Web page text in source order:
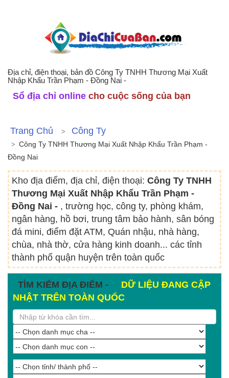
Địa chỉ, điện thoại, bản đồ Công Ty TNHH Thương Mại Xuất
Nhập Khẩu Trần Phạm - Đồng Nai -
Sổ địa chỉ online cho cuộc sống của bạn
Trang Chủ Công Ty
Công Ty TNHH Thương Mại Xuất Nhập Khẩu Trần Phạm -
Đồng Nai
Kho địa điểm, địa chỉ, điện thoại: Công Ty TNHH
Thương Mại Xuất Nhập Khẩu Trần Phạm -
Đồng Nai - , trường học, công ty, phòng khám,
ngân hàng, hồ bơi, trung tâm bảo hành, sân bóng
đá mini, điểm đặt ATM, Quán nhậu, nhà hàng,
chùa, nhà thờ, cửa hàng kinh doanh... các tỉnh
thành phố quận huyện trên toàn quốc
TÌM KIẾM ĐỊA ĐIỂM -
DỮ LIỆU ĐANG CẬP
NHẬT TRÊN TOÀN QUỐC